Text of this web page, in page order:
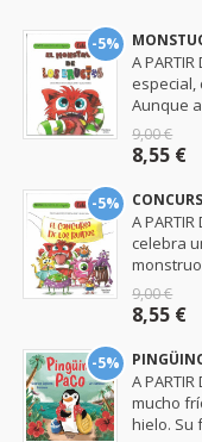
-5%
A
especial,
Aunque
9,00 €
8,55 €
-5%
A
celebra
9,00 €
8,55 €
-5%
A
mucho
hielo. Su